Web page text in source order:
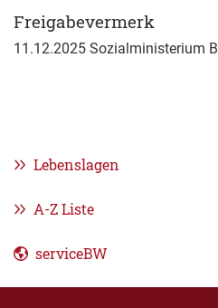
Freigabevermerk
11.12.2025 Sozialministerium
Lebenslagen
A-Z Liste
serviceBW